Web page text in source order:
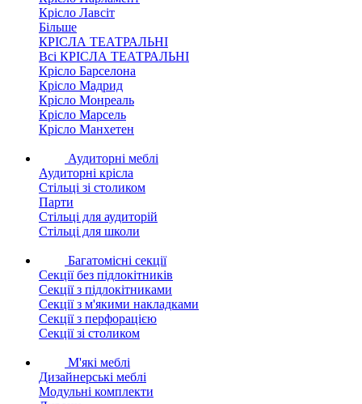
Крісло Лавсіт
Більше
КРІСЛА ТЕАТРАЛЬНІ
Всі КРІСЛА ТЕАТРАЛЬНІ
Крісло Барселона
Крісло Мадрид
Крісло Монреаль
Крісло Марсель
Крісло Манхетен
Аудиторні меблі
Аудиторні крісла
Стільці зі столиком
Парти
Стільці для аудиторій
Стільці для школи
Багатомісні секції
Секції без підлокітників
Секції з підлокітниками
Секції з м'якими накладками
Секції з перфорацією
Секції зі столиком
М'які меблі
Дизайнерські меблі
Модульні комплекти